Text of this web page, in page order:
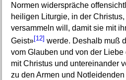
Normen widerspräche
heiligen Liturgie, in der
versammeln will, damit sie mit
Geist»[12] werde. Deshalb muß
vom Glauben und von der
mit Christus und untereinander
zu den Armen und